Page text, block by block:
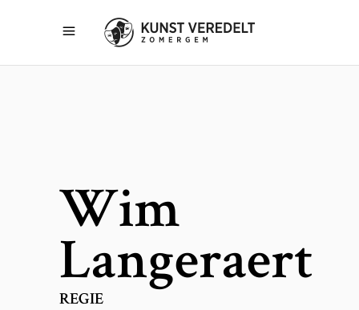
Wim
Langeraert
REGIE